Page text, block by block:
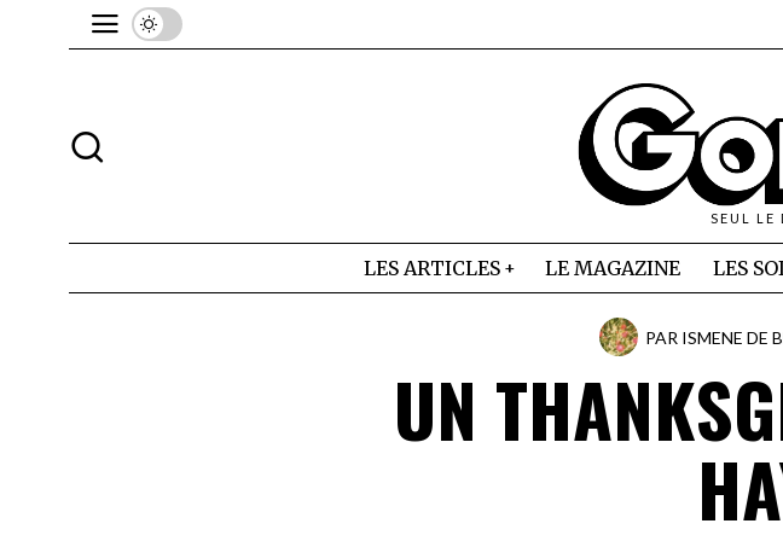
SEUL LE
LES ARTICLES LE MAGAZINE LES
PAR ISMENE DE
UN